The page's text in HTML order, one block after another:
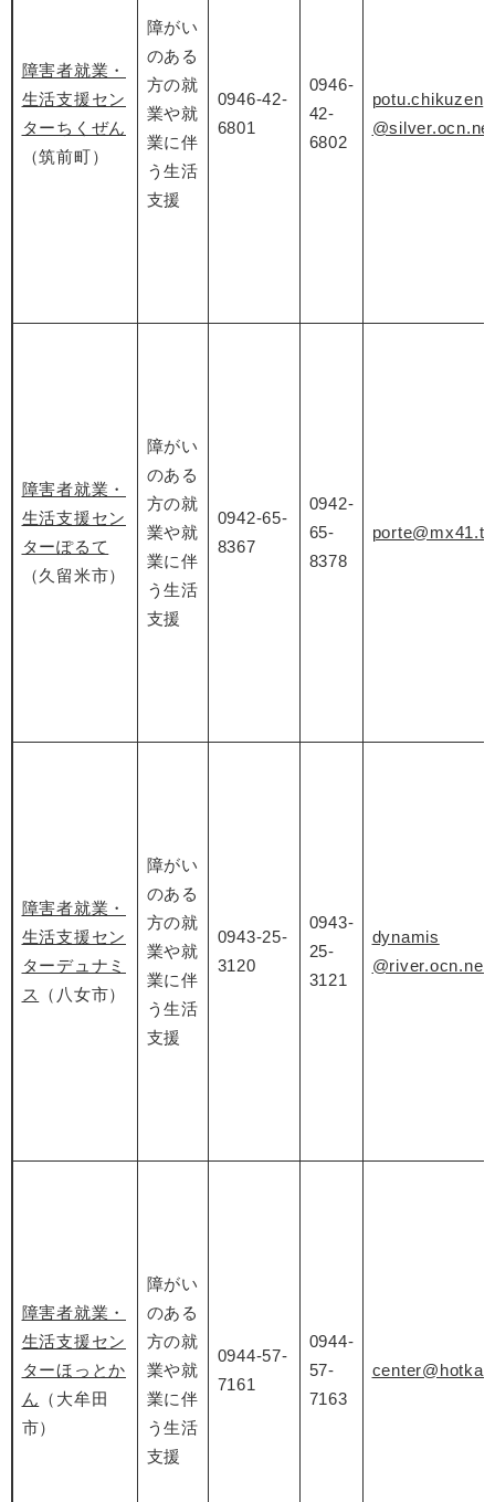
障害者就業・
生活支援セン
ターちくぜん
（筑前町）
障がい
のある
方の就
業や就
業に伴
う生活
支援
0946-42-
6801
0946-
42-
6802
potu.chikuzen
障害者就業・
生活支援セン
ターぽるて
（久留米市）
障がい
のある
方の就
業や就
業に伴
う生活
支援
0942-65-
8367
0942-
65-
8378
障害者就業・
生活支援セン
ターデュナミ
ス
（八女市）
障がい
のある
方の就
業や就
業に伴
う生活
支援
0943-25-
3120
0943-
25-
3121
dynamis
障害者就業・
生活支援セン
ターほっとか
ん （大牟田
市）
障がい
のある
方の就
業や就
業に伴
う生活
支援
0944-57-
7161
0944-
57-
7163